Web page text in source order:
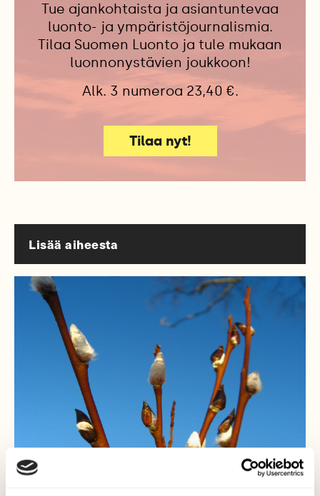
Tue ajankohtaista ja asiantuntevaa
luonto- ja ympäristöjournalismia.
Tilaa Suomen Luonto ja tule mukaan
luonnonystävien joukkoon!
Alk. 3 numeroa 23,40 €.
Tilaa nyt!
Lisää aiheesta